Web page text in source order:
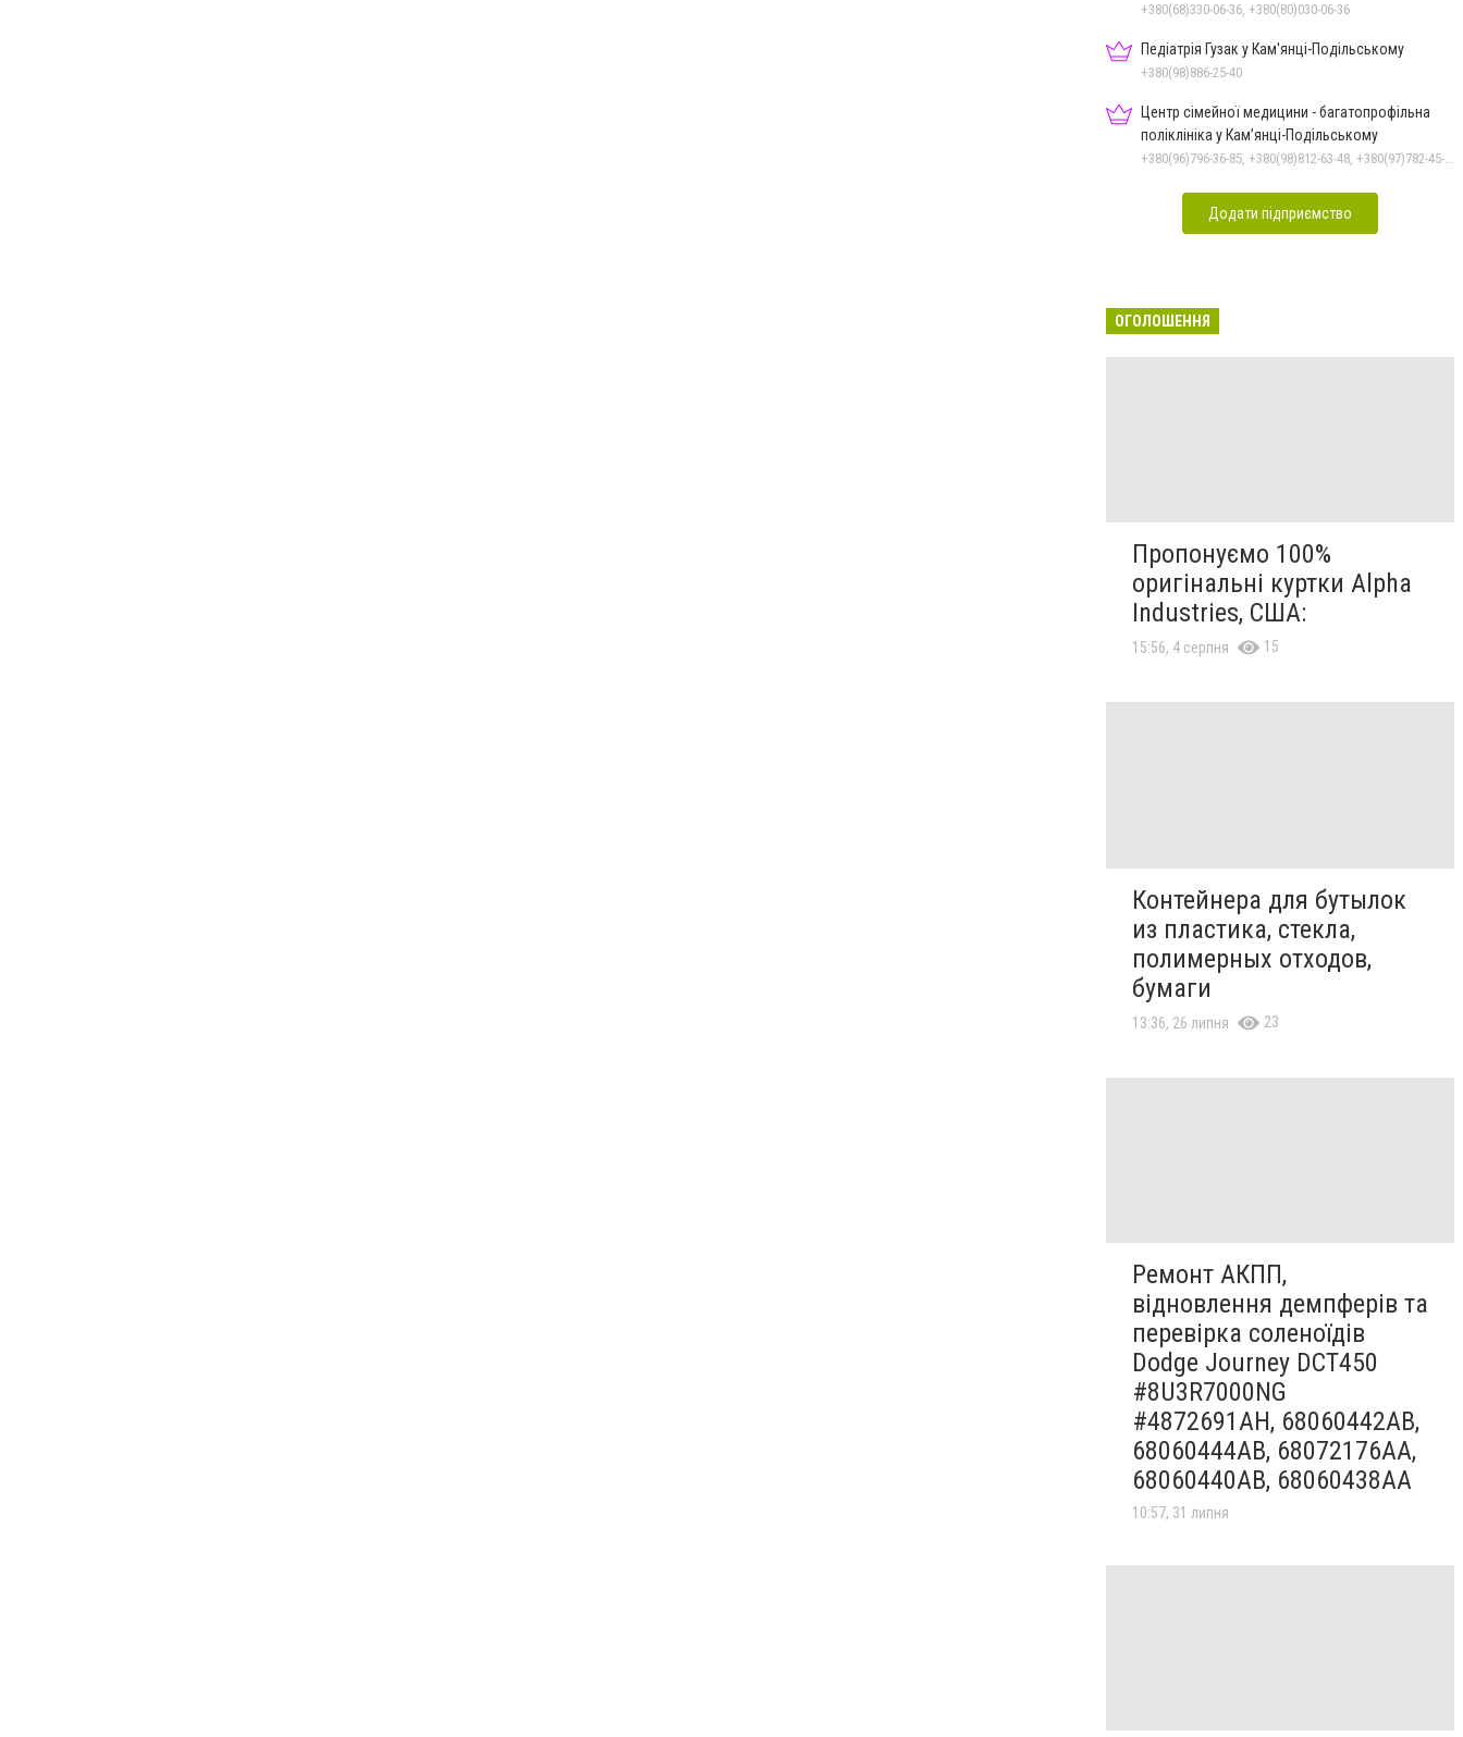
+380(68)330-06-36, +380(80)030-06-36
Педіатрія Гузак у Кам'янці-Подільському
+380(98)886-25-40
Центр сімейної медицини - багатопрофільна
поліклініка у Кам’янці-Подільському
+380(96)796-36-85, +380(98)812-63-48, +380(97)782-45-70
Додати підприємство
ОГОЛОШЕННЯ
Пропонуємо 100%
оригінальні куртки Alpha
Industries, США:
15:56, 4 серпня 15
Контейнера для бутылок
из пластика, стекла,
полимерных отходов,
бумаги
13:36, 26 липня 23
Ремонт АКПП,
відновлення демпферів та
перевірка соленоїдів
Dodge Journey DCT450
#8U3R7000NG
#4872691AH, 68060442AB,
68060444AB, 68072176AA,
68060440AB, 68060438AA
10:57, 31 липня